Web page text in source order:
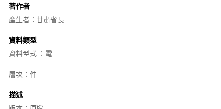
著作者
產生者：甘肅省長
資料類型
資料型式 ：電
層次：件
描述